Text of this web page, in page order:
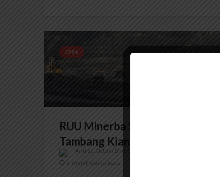
OPINI
RUU Minerba Sah, Taipan
Tambang Kian Berkuasa
Annisa Octavi Sheren
5 menit waktu baca